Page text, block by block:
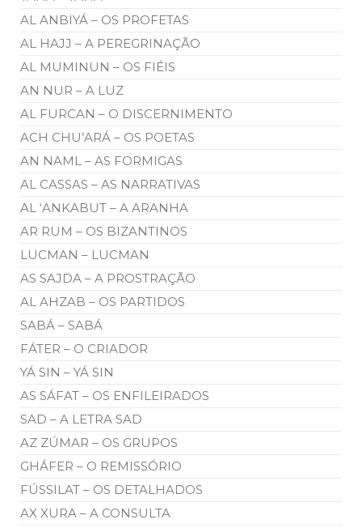
AL ANBIYÁ – OS PROFETAS
AL HAJJ – A PEREGRINAÇÃO
AL MUMINUN – OS FIÉIS
AN NUR – A LUZ
AL FURCAN – O DISCERNIMENTO
ACH CHU’ARÁ – OS POETAS
AN NAML – AS FORMIGAS
AL CASSAS – AS NARRATIVAS
AL ‘ANKABUT – A ARANHA
AR RUM – OS BIZANTINOS
LUCMAN – LUCMAN
AS SAJDA – A PROSTRAÇÃO
AL AHZAB – OS PARTIDOS
SABÁ – SABÁ
FÁTER – O CRIADOR
YÁ SIN – YÁ SIN
AS SÁFAT – OS ENFILEIRADOS
SAD – A LETRA SAD
AZ ZÚMAR – OS GRUPOS
GHÁFER – O REMISSÓRIO
FÚSSILAT – OS DETALHADOS
AX XURA – A CONSULTA